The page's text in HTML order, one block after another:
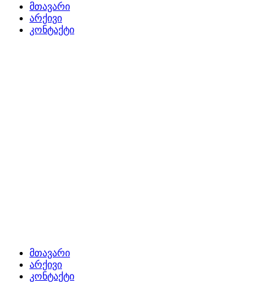
მთავარი
არქივი
კონტაქტი
მთავარი
არქივი
კონტაქტი